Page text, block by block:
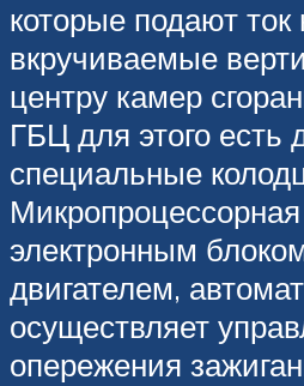
которые подают ток
вкручиваемые
центру камер
ГБЦ для этого есть
специальные
электронным
двигателем,
осуществляет
опережения